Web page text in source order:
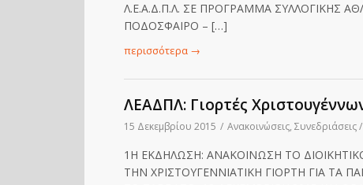
Λ.Ε.Α.Δ.Π.Λ. ΣΕ ΠΡΟΓΡΑΜΜΑ ΣΥΛΛΟΓΙΚΗΣ
ΠΟΔΟΣΦΑΙΡΟ – […]
περισσότερα →
ΛΕΑΔΠΛ: Γιορτές
15 Δεκεμβρίου 2015 / Ανακοινώσεις,
1Η ΕΚΔΗΛΩΣΗ: ΑΝΑΚΟΙΝΩΣΗ ΤΟ
ΤΗΝ ΧΡΙΣΤΟΥΓΕΝΝΙΑΤΙΚΗ ΓΙΟΡΤΗ ΓΙΑ ΤΑ